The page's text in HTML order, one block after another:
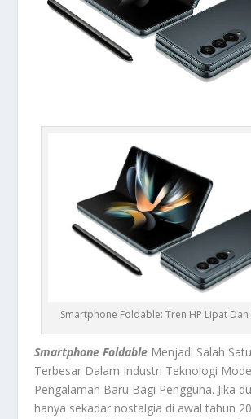
Smartphone Foldable: Tren HP Lipat
Smartphone Foldable Menjadi Salah
Terbesar Dalam Industri Teknologi
Pengalaman Baru Bagi Pengguna. Jika
hanya sekadar nostalgia di awal tahun